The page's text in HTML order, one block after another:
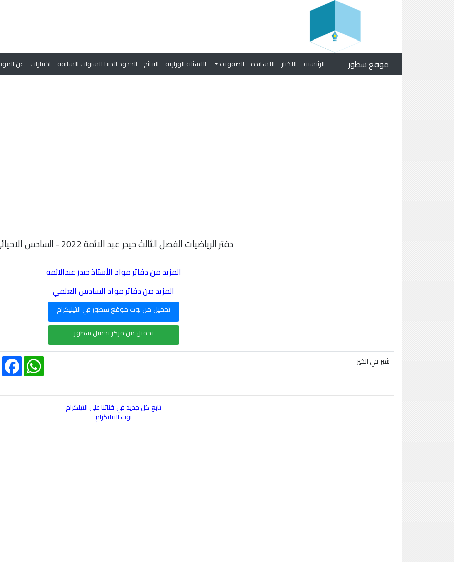
موقع سطور الرئيسية الاخبار الاساتذة الصفوف الاسئلة الوزارية النتائج الحدود الدنيا للسنوات السابقة اختبارات عن
دفتر الرياضيات الفصل الثالث حيدر عبد الائمة 2022 - السادس الاحيائي
المزيد من دفاتر مواد الأستاذ حيدر عبدالائمه
المزيد من دفاتر مواد السادس العلمي
تحميل من بوت موقع سطور في التيليكرام
تحميل من مركز تحميل سطور
شير في الخير WhatsApp
تابع كل جديد في قناتنا على التيلكرام
بوت التيليكرام